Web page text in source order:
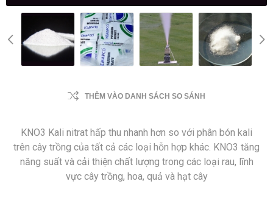
THÊM VÀO DANH SÁCH SO SÁNH
KNO3 Kali nitrat hấp thu nhanh hơn so với phân bón kali
trên cây trồng của tất cả các loại hỗn hợp khác. KNO3 tăng
năng suất và cải thiện chất lượng trong các loại rau, lĩnh
vực cây trồng, hoa, quả và hạt cây